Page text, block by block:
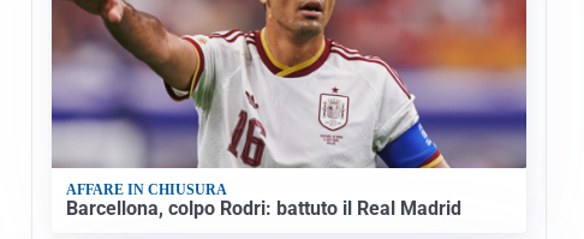
AFFARE IN CHIUSURA
Barcellona, colpo Rodri: battuto il Real Madrid